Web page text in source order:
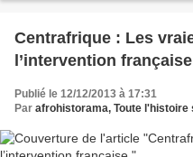
Centrafrique : Les
l’intervention
Publié le 12/12/2013 à 17:31
Par afrohistorama, Toute l'histoire